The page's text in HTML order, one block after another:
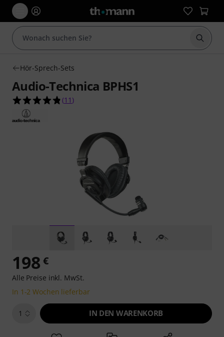
Suche
Hör-Sprech-Sets
Audio-Technica BPHS1
4.8 von 5 Sternen aus 11 Kundenbewertungen
(11 )
198 €
Alle Preise inkl. MwSt.
In 1-2 Wochen lieferbar
1 IN DEN WARENKORB